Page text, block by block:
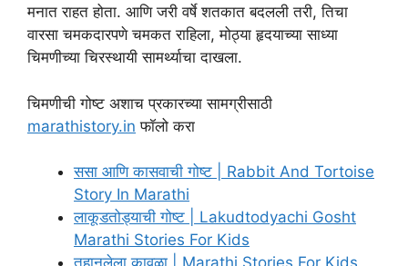
मनात राहत होता. आणि जरी वर्षे शतकात बदलली तरी, तिचा
वारसा चमकदारपणे चमकत राहिला, मोठ्या हृदयाच्या साध्या
चिमणीच्या चिरस्थायी सामर्थ्याचा दाखला.
चिमणीची गोष्ट अशाच प्रकारच्या सामग्रीसाठी
marathistory.in फॉलो करा
ससा आणि कासवाची गोष्ट | Rabbit And Tortoise
Story In Marathi
लाकूडतोड्याची गोष्ट | Lakudtodyachi Gosht
Marathi Stories For Kids